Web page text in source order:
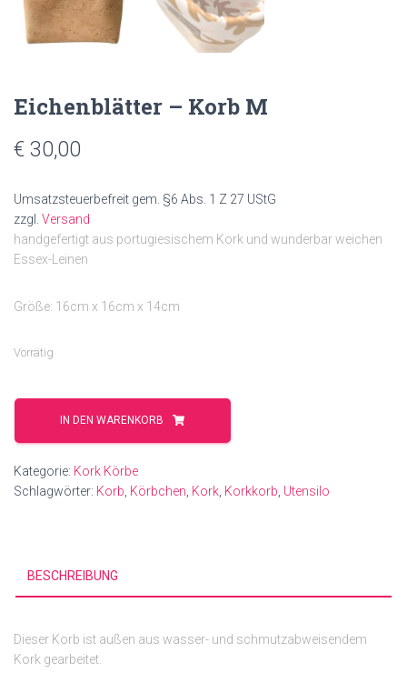
Eichenblätter – Korb M
€ 30,00
Umsatzsteuerbefreit gem. §6 Abs. 1 Z 27 UStG
zzgl. Versand
handgefertigt aus portugiesischem Kork und wunderbar weichen
Essex-Leinen
Größe: 16cm x 16cm x 14cm
Vorrätig
Eichenblätter
Korb
Menge
IN DEN WARENKORB
Kategorie: Kork Körbe
Schlagwörter: Korb Körbchen Kork Korkkorb Utensilo
BESCHREIBUNG
Dieser Korb ist außen aus wasser- und schmutzabweisendem
Kork gearbeitet.